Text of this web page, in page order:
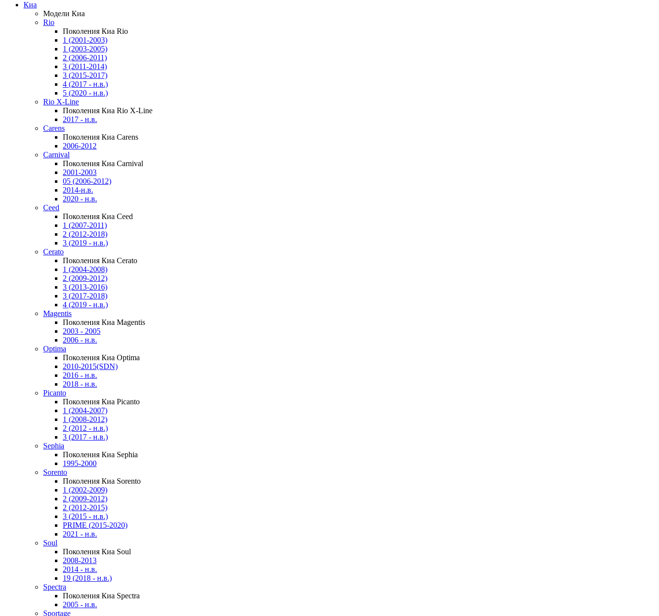
Киа
Модели Киа
Rio
Поколения Киа Rio
1 (2001-2003)
1 (2003-2005)
2 (2006-2011)
3 (2011-2014)
3 (2015-2017)
4 (2017 - н.в.)
5 (2020 - н.в.)
Rio X-Line
Поколения Киа Rio X-Line
2017 - н.в.
Carens
Поколения Киа Carens
2006-2012
Carnival
Поколения Киа Carnival
2001-2003
05 (2006-2012)
2014-н.в.
2020 - н.в.
Ceed
Поколения Киа Ceed
1 (2007-2011)
2 (2012-2018)
3 (2019 - н.в.)
Cerato
Поколения Киа Cerato
1 (2004-2008)
2 (2009-2012)
3 (2013-2016)
3 (2017-2018)
4 (2019 - н.в.)
Magentis
Поколения Киа Magentis
2003 - 2005
2006 - н.в.
Optima
Поколения Киа Optima
2010-2015(SDN)
2016 - н.в.
2018 - н.в.
Picanto
Поколения Киа Picanto
1 (2004-2007)
1 (2008-2012)
2 (2012 - н.в.)
3 (2017 - н.в.)
Sephia
Поколения Киа Sephia
1995-2000
Sorento
Поколения Киа Sorento
1 (2002-2009)
2 (2009-2012)
2 (2012-2015)
3 (2015 - н.в.)
PRIME (2015-2020)
2021 - н.в.
Soul
Поколения Киа Soul
2008-2013
2014 - н.в.
19 (2018 - н.в.)
Spectra
Поколения Киа Spectra
2005 - н.в.
Sportage